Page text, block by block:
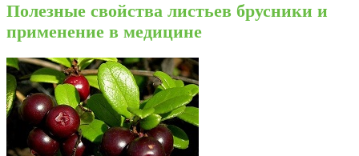
Полезные свойства листьев брусники и
применение в медицине